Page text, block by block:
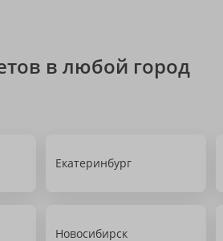
в любой город
Екатеринбург
Новосибирск